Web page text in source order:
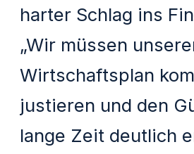
harter Schlag ins
„Wir müssen
Wirtschaftsplan
justieren und den
lange Zeit deutlich